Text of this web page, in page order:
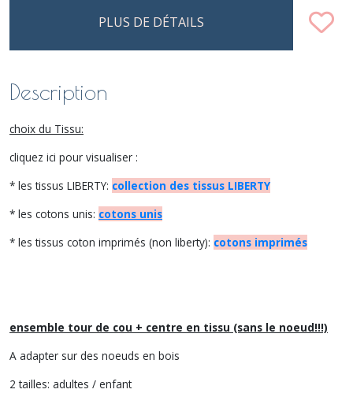
PLUS DE DÉTAILS
Description
choix du Tissu:
cliquez ici pour visualiser :
* les tissus LIBERTY: collection des tissus LIBERTY
* les cotons unis: cotons unis
* les tissus coton imprimés (non liberty): cotons imprimés
ensemble tour de cou + centre en tissu (sans le noeud!!!)
A adapter sur des noeuds en bois
2 tailles: adultes / enfant